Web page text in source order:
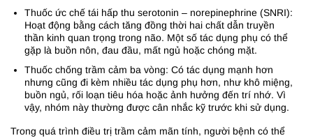
Thuốc ức chế tái hấp thu serotonin – norepinephrine (SNRI):
Hoạt động bằng cách tăng đồng thời hai chất dẫn truyền
thần kinh quan trọng trong não. Một số tác dụng phụ có thể
gặp là buồn nôn, đau đầu, mất ngủ hoặc chóng mặt.
Thuốc chống trầm cảm ba vòng: Có tác dụng mạnh hơn
nhưng cũng đi kèm nhiều tác dụng phụ hơn, như khô miệng,
buồn ngủ, rối loạn tiêu hóa hoặc ảnh hưởng đến trí nhớ. Vì
vậy, nhóm này thường được cân nhắc kỹ trước khi sử dụng.
Trong quá trình điều trị trầm cảm mãn tính, người bệnh có thể